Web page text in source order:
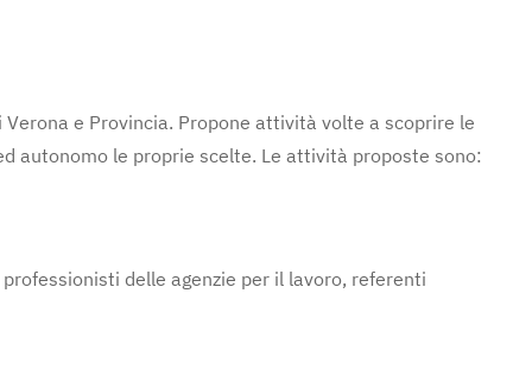
e Provincia. Propone attività volte a scoprire le
autonomo le proprie scelte. Le attività proposte sono:
delle agenzie per il lavoro, referenti